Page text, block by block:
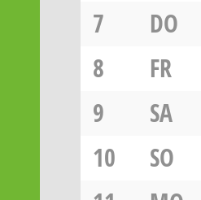
7
DO
8
FR
9
SA
10
SO